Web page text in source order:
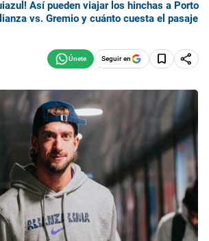
Así pueden viajar los hinchas a Porto
vs. Gremio y cuánto cuesta el pasaje
Seguir en